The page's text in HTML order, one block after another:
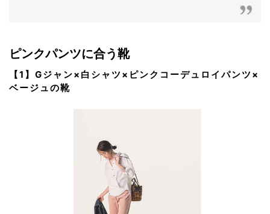
ピンクパンツに合う靴
【1】Gジャン×白シャツ×ピンクコーデュロイパンツ×
ベージュの靴